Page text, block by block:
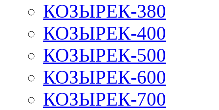
КОЗЫРЕК-380
КОЗЫРЕК-400
КОЗЫРЕК-500
КОЗЫРЕК-600
КОЗЫРЕК-700